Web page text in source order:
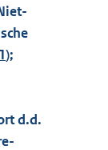
);
d.d.